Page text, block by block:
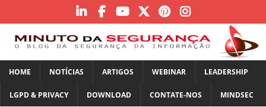
HOME NOTÍCIAS ARTIGOS WEBINAR LEADERSHIP
LGPD & PRIVACY DOWNLOAD CONTATE-NOS MINDSEC